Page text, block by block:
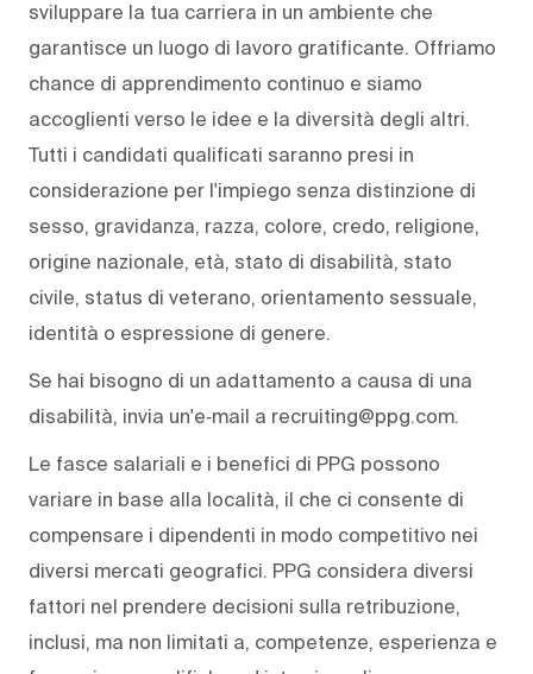
sviluppare la tua carriera in un ambiente che
garantisce un luogo di lavoro gratificante. Offriamo
chance di apprendimento continuo e siamo
accoglienti verso le idee e la diversità degli altri.
Tutti i candidati qualificati saranno presi in
considerazione per l'impiego senza distinzione di
sesso, gravidanza, razza, colore, credo, religione,
origine nazionale, età, stato di disabilità, stato
civile, status di veterano, orientamento sessuale,
identità o espressione di genere.
Se hai bisogno di un adattamento a causa di una
disabilità, invia un'e‑mail a recruiting@ppg.com.
Le fasce salariali e i benefici di PPG possono
variare in base alla località, il che ci consente di
compensare i dipendenti in modo competitivo nei
diversi mercati geografici. PPG considera diversi
fattori nel prendere decisioni sulla retribuzione,
inclusi, ma non limitati a, competenze, esperienza e